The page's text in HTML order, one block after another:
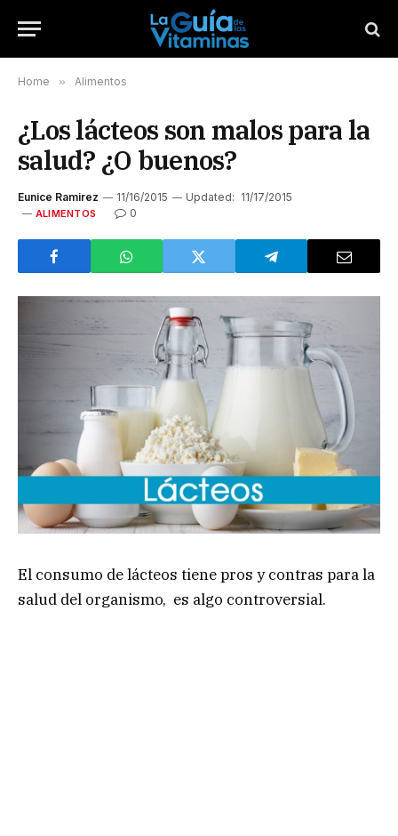
Home » Alimentos
¿Los lácteos son malos para la
salud? ¿O buenos?
Eunice Ramirez 11/16/2015 Updated: 11/17/2015
ALIMENTOS 0
El consumo de lácteos tiene pros y contras para la
salud del organismo, es algo controversial.